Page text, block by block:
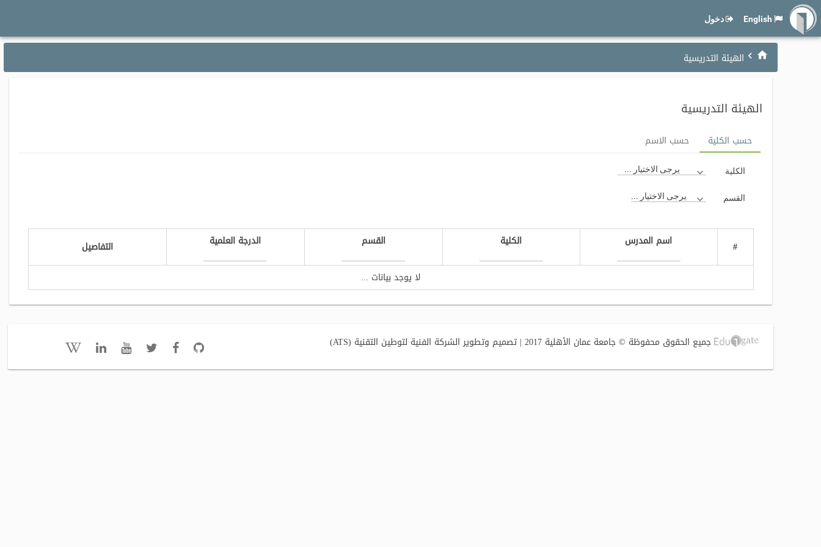
دخول
الهيئة التدريسية
الهيئة التدريسية
حسب الكلية حسب الاسم
الكلية يرجى الاختيار ...
القسم يرجى الاختيار ...
# اسم المدرس الكلية القسم الدرجة العلمية
التفاصيل
لا يوجد بيانات ...
جميع الحقوق محفوظة © جامعة عمان الأهلية 2017 | تصميم وتطوير الشركة الفنية لتوطين التقنية (ATS)